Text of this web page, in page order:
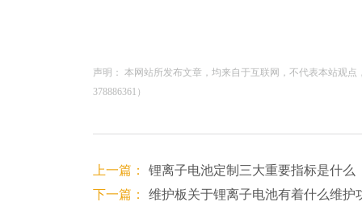
声明： 本网站所发布文章，均来自于互联网，不代表本站观
378886361）
上一篇：
锂离子电池定制三大重要指标是什么
下一篇：
维护板关于锂离子电池有着什么维护